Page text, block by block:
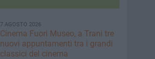
7 AGOSTO 2026
Cinema Fuori Museo, a Trani tre
nuovi appuntamenti tra i grandi
classici del cinema